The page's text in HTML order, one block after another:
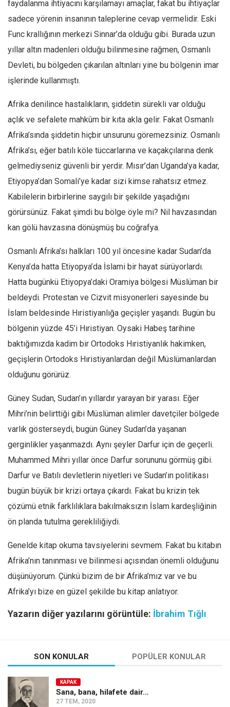
faydalanma ihtiyacını karşılamayı amaçlar, fakat bu ihtiyaçlar
sadece yörenin insanının taleplerine cevap vermelidir. Eski
Func krallığının merkezi Sinnar’da olduğu gibi. Burada uzun
yıllar altın madenleri olduğu bilinmesine rağmen, Osmanlı
Devleti, bu bölgeden çıkarılan altınları yine bu bölgenin imar
işlerinde kullanmıştı.
Afrika denilince hastalıkların, şiddetin sürekli var olduğu
açlık ve sefalete mahkûm bir kıta akla gelir. Fakat Osmanlı
Afrika’sında şiddetin hiçbir unsurunu göremezsiniz. Osmanlı
Afrika’sı, eğer batılı köle tüccarlarına ve kaçakçılarına denk
gelmediyseniz güvenli bir yerdir. Mısır’dan Uganda’ya kadar,
Etiyopya’dan Somali’ye kadar sizi kimse rahatsız etmez.
Kabilelerin birbirlerine saygılı bir şekilde yaşadığını
görürsünüz. Fakat şimdi bu bölge öyle mi? Nil havzasından
kan gölü havzasına dönüşmüş bu coğrafya.
Osmanlı Afrika’sı halkları 100 yıl öncesine kadar Sudan’da
Kenya’da hatta Etiyopya’da İslami bir hayat sürüyorlardı.
Hatta bugünkü Etiyopya’daki Oramiya bölgesi Müslüman bir
beldeydi. Protestan ve Cizvit misyonerleri sayesinde bu
İslam beldesinde Hıristiyanlığa geçişler yaşandı. Bugün bu
bölgenin yüzde 45’i Hıristiyan. Oysaki Habeş tarihine
baktığımızda kadim bir Ortodoks Hıristiyanlık hakimken,
geçişlerin Ortodoks Hıristiyanlardan değil Müslümanlardan
olduğunu görürüz.
Güney Sudan, Sudan’ın yıllardır yarayan bir yarası. Eğer
Mihri’nin belirttiği gibi Müslüman alimler davetçiler bölgede
varlık gösterseydi, bugün Güney Sudan’da yaşanan
gerginlikler yaşanmazdı. Aynı şeyler Darfur için de geçerli.
Muhammed Mihri yıllar önce Darfur sorununu görmüş gibi.
Darfur ve Batılı devletlerin niyetleri ve Sudan’ın politikası
bugün büyük bir krizi ortaya çıkardı. Fakat bu krizin tek
çözümü etnik farklılıklara bakılmaksızın İslam kardeşliğinin
ön planda tutulma gerekliliğiydi.
Genelde kitap okuma tavsiyelerini sevmem. Fakat bu kitabın
Afrika’nın tanınması ve bilinmesi açısından önemli olduğunu
düşünüyorum. Çünkü bizim de bir Afrika’mız var ve bu
Afrika’yı bize en güzel şekilde bu kitap anlatıyor.
Yazarın diğer yazılarını görüntüle: İbrahim Tığlı
SON KONULAR POPÜLER KONULAR
KAPAK
Sana, bana, hilafete dair…
27 TEM, 2020